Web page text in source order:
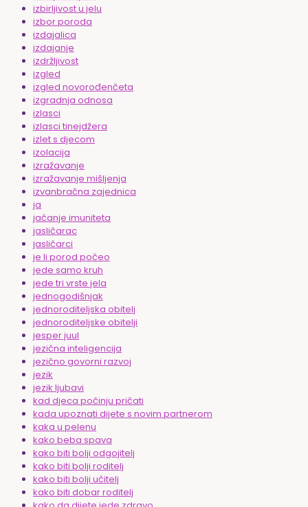
izbirljivost u jelu
izbor poroda
izdajalica
izdajanje
izdržljivost
izgled
izgled novorođenčeta
izgradnja odnosa
izlasci
izlasci tinejdžera
izlet s djecom
izolacija
izražavanje
izražavanje mišljenja
izvanbračna zajednica
ja
jačanje imuniteta
jasličarac
jasličarci
je li porod počeo
jede samo kruh
jede tri vrste jela
jednogodišnjak
jednoroditeljska obitelj
jednoroditeljske obitelji
jesper juul
jezična inteligencija
jezično govorni razvoj
jezik
jezik ljubavi
kad djeca počinju pričati
kada upoznati dijete s novim partnerom
kaka u pelenu
kako beba spava
kako biti bolji odgojitelj
kako biti bolji roditelj
kako biti bolji učitelj
kako biti dobar roditelj